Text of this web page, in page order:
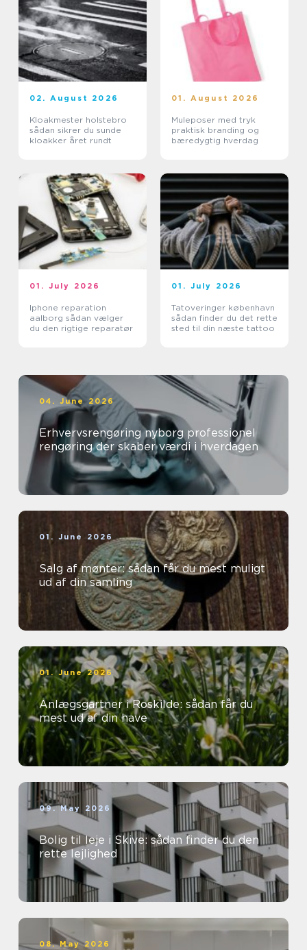
02. August 2026
Kloakmester holstebro
sådan sikrer du sunde
kloakker året rundt
01. August 2026
Muleposer med tryk
praktisk branding og
bæredygtig hverdag
01. July 2026
Iphone reparation
aalborg sådan vælger
du den rigtige reparatør
01. July 2026
Tatoveringer københavn
sådan finder du det rette
sted til din næste tattoo
04. June 2026
Erhvervsrengøring nyborg professionel
rengøring der skaber værdi i hverdagen
01. June 2026
Salg af mønter: sådan får du mest muligt
ud af din samling
01. June 2026
Anlægsgartner i Roskilde: sådan får du
mest ud af din have
09. May 2026
Bolig til leje i Skive: sådan finder du den
rette lejlighed
08. May 2026